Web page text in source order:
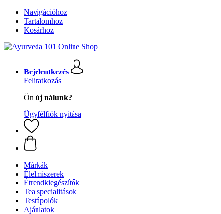
Navigációhoz
Tartalomhoz
Kosárhoz
Bejelentkezés
Feliratkozás
Ön új nálunk?
Ügyfélfiók nyitása
Márkák
Élelmiszerek
Étrendkiegészítők
Tea specialitások
Testápolók
Ajánlatok